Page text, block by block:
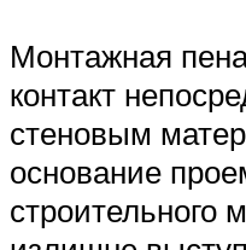
Монтажная
контакт
стеновым
основание
строительного